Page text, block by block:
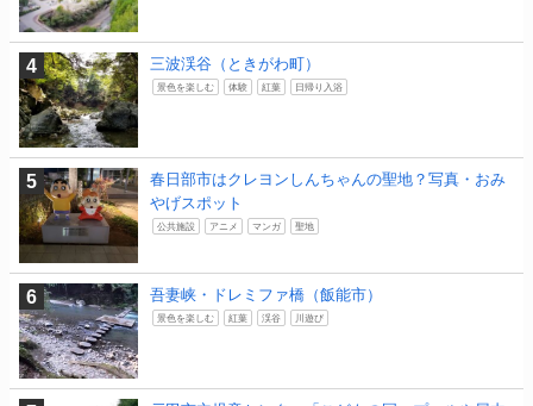
三波渓谷（ときがわ町）
景色を楽しむ 体験 紅葉 日帰り入浴
春日部市はクレヨンしんちゃんの聖地？写真・おみ
やげスポット
公共施設 アニメ マンガ 聖地
吾妻峡・ドレミファ橋（飯能市）
景色を楽しむ 紅葉 渓谷 川遊び